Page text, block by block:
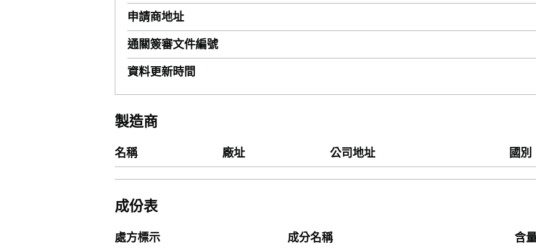
申請商地址
通關簽審文件編號
資料更新時間
製造商
名稱 廠址 公司地址 國別
成份表
處方標示 成分名稱 含